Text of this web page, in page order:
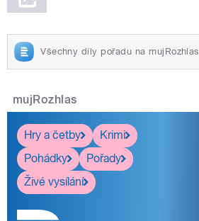
Všechny díly pořadu na mujRozhlas
mujRozhlas
Hry a četby
Krimi
Pohádky
Pořady
Živé vysílání